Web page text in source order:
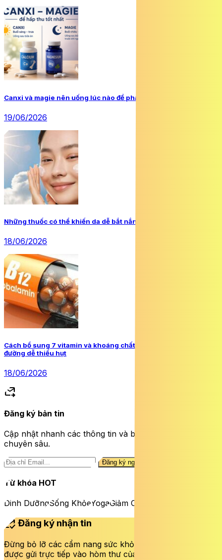
Canxi và magie nên uống lúc nào để phát huy tối đa hiệu quả?
19/06/2026
Những thuốc có thể khiến da dễ bắt nắng hơn
18/06/2026
Cách bổ sung 7 vitamin và khoáng chất người mắc đái tháo
đường dễ thiếu hụt
18/06/2026
forward_to_inbox
Đăng ký bản tin
Cập nhật nhanh các thông tin và bài viết sức khỏe
chuyên sâu.
Đăng ký ngay
Từ khóa HOT
Dinh DưỡngSống KhỏeYogaGiảm Cân
mark_email_read Đăng ký nhận tin
Đừng bỏ lỡ các cẩm nang sức khỏe và bài viết mới nhất
được gửi trực tiếp vào hòm thư của bạn mỗi tuần.